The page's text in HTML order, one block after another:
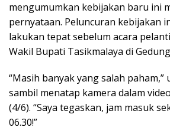
p
i
r
a
i
!
mengumumkan kebijakan baru ini
pernyataan. Peluncuran kebijakan
lakukan tepat sebelum acara
Wakil Bupati Tasikmalaya di
“Masih banyak yang salah paham,”
sambil menatap kamera dalam
(4/6). “Saya tegaskan, jam masuk
06.30!”